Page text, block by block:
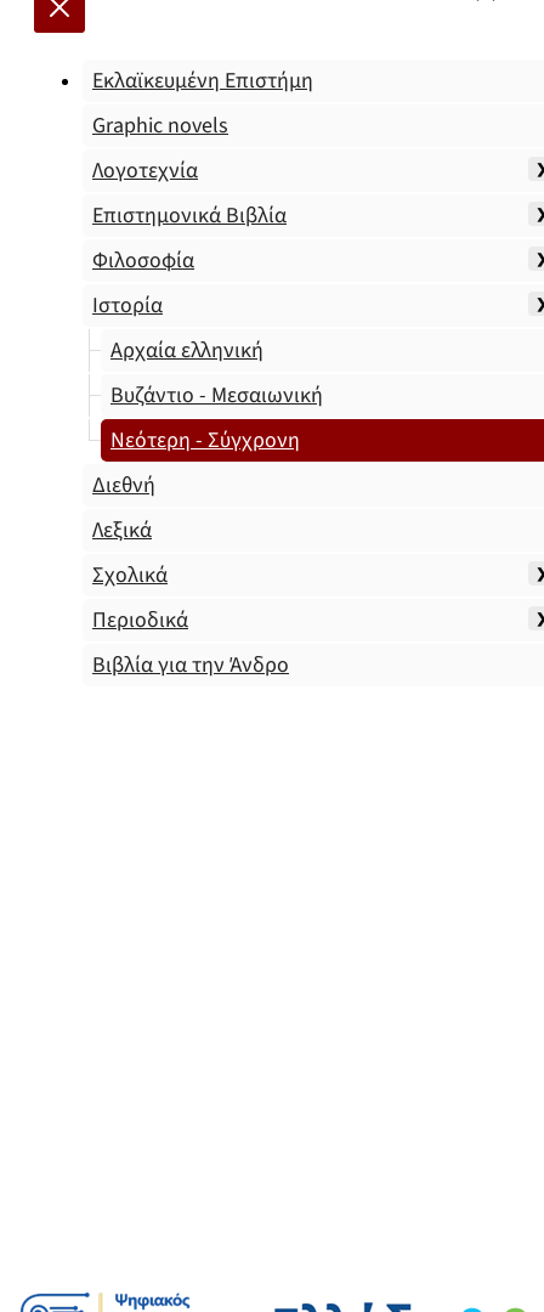
Εκλαϊκευμένη Επιστήμη
Graphic novels
Λογοτεχνία
Επιστημονικά Βιβλία
Φιλοσοφία
Ιστορία
Αρχαία ελληνική
Βυζάντιο - Μεσαιωνική
Νεότερη - Σύγχρονη
Διεθνή
Λεξικά
Σχολικά
Περιοδικά
Βιβλία για την Άνδρο